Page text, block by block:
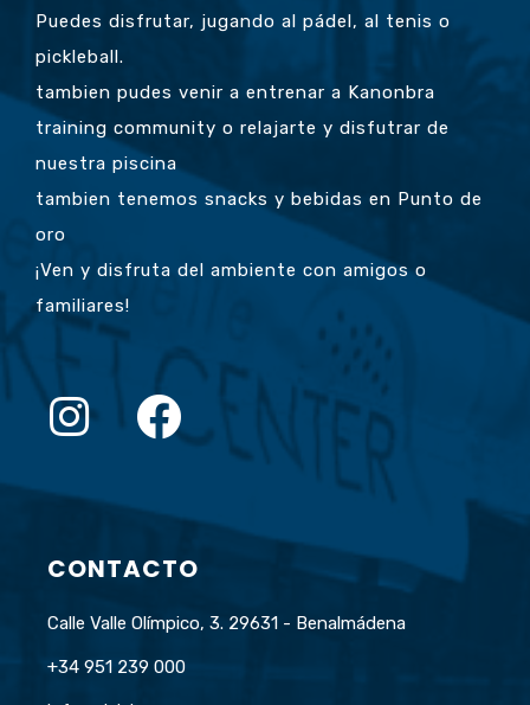
Puedes disfrutar, jugando al pádel, al tenis o
pickleball.
tambien pudes venir a entrenar a Kanonbra
training community o relajarte y disfutrar de
nuestra piscina
tambien tenemos snacks y bebidas en Punto de
oro
¡Ven y disfruta del ambiente con amigos o
familiares!
CONTACTO
Calle Valle Olímpico, 3. 29631 - Benalmádena
+34 951 239 000